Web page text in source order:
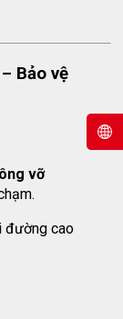
Bảo vệ
vỡ
đường cao